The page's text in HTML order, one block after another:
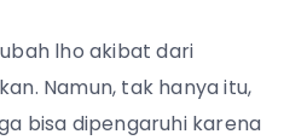
lho akibat dari
Namun, tak hanya itu,
bisa dipengaruhi karena